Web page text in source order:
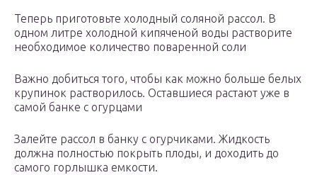
Теперь приготовьте холодный соляной рассол. В
одном литре холодной кипяченой воды растворите
необходимое количество поваренной соли
Важно добиться того, чтобы как можно больше белых
крупинок растворилось. Оставшиеся растают уже в
самой банке с огурцами
Залейте рассол в банку с огурчиками. Жидкость
должна полностью покрыть плоды, и доходить до
самого горлышка емкости.